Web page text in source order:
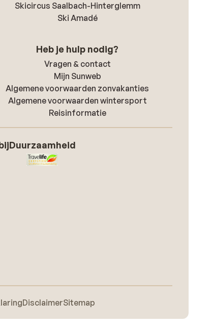
Skicircus Saalbach-Hinterglemm
Ski Amadé
Heb je hulp nodig?
Vragen & contact
Mijn Sunweb
Algemene voorwaarden zonvakanties
Algemene voorwaarden wintersport
Reisinformatie
Duurzaamheid
DisclaimerSitemap